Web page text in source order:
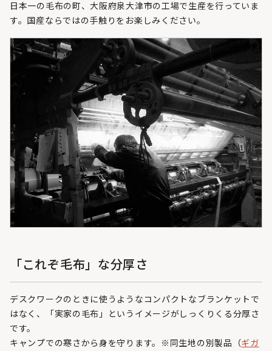
日本一の毛布の町、大阪府泉大津市の工場で生産を行っていま
す。国産ならではの手触りをお楽しみください。
「これぞ毛布」な分厚さ
デスクワークのときに使うようなコンパクトなブランケットで
はなく、「実家の毛布」というイメージがしっくりくる分厚さ
です。
キャンプでの寒さから身を守ります。※同生地の別製品（ギガ